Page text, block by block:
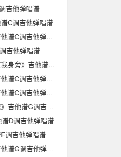
吉他弹唱谱
C调吉他弹唱谱
C调吉他弹唱谱
吉他弹唱谱
他谱G调吉他弹唱谱
C调吉他弹唱谱
C调吉他弹唱谱
谱G调吉他弹唱谱
D调吉他弹唱谱
调吉他弹唱谱
G调吉他弹唱谱